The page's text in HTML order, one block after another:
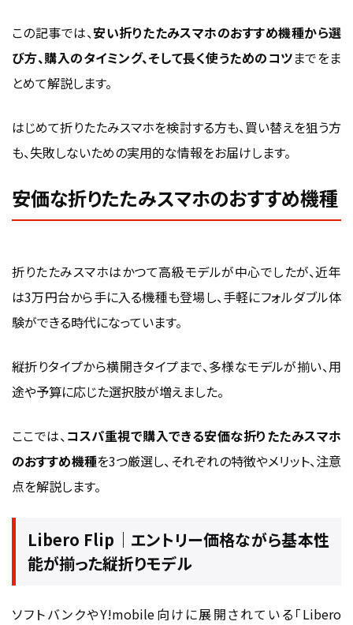
実的な選び方
新品で安く買いやすい価格帯の目安
型落ち・FEモデル・中古整備品の違い
Samsungの折りたたみスマホを安く狙うときのチェックポ
安い折りたたみスマホを長く快適に使うための
コツ
ヒンジの寿命を延ばす開閉の仕方
バッテリー劣化を防ぐ充電ルール
ケース・保護フィルム選びで耐久性を強化
まとめ｜安くても満足できる折りたたみスマホ
は選び方次第
この記事では、安い折りたたみスマホのおすすめ機種から選
び方、購入のタイミング、そして長く使うためのコツまでをま
とめて解説します。
はじめて折りたたみスマホを検討する方も、買い替えを狙う方
も、失敗しないための実用的な情報をお届けします。
安価な折りたたみスマホのおすすめ機種
折りたたみスマホはかつて高級モデルが中心でしたが、近年
は3万円台から手に入る機種も登場し、手軽にフォルダブル体
験ができる時代になっています。
縦折りタイプから横開きタイプまで、多様なモデルが揃い、用
途や予算に応じた選択肢が増えました。
ここでは、コスパ重視で購入できる安価な折りたたみスマホ
のおすすめ機種を3つ厳選し、それぞれの特徴やメリット、注意
点を解説します。
Libero Flip｜エントリー価格ながら基本性
能が揃った縦折りモデル
ソフトバンクやY!mobile向けに展開されている「Libero